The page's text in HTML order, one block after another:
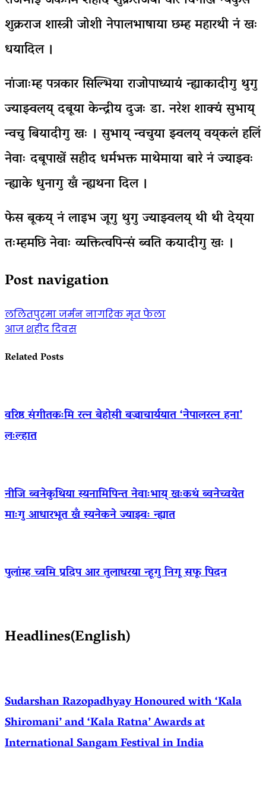
शुक्रराज शास्त्री जोशी नेपालभाषाया छम्ह महारथी नं खः
धयादिल ।
नांजाःम्ह पत्रकार सिल्भिया राजोपाध्यायंं न्ह्याकादीगु थुगु
ज्याझ्वलय् दबूया केन्द्रीय दुजः डा. नरेश शाक्यंं सुभाय्
न्वचु बियादीगु खः । सुभाय् न्वचुया झ्वलय् वय्‌कलं हलिं
नेवाः दबूपाखें सहीद धर्मभक्त माथेमाया बारे नं ज्याझ्वः
न्ह्याके धुनागु खँ न्ह्यथना दिल ।
फेस बूकय् नं लाइभ जूगु थुगु ज्याझ्वलय् थी थी देय्‌या
तःम्हमछि नेवाः व्यक्तित्वपिन्सं ब्वति कयादीगु खः ।
Post navigation
ललितपुरमा जर्मन नागरिक मृत फेला
आज शहीद दिवस
Related Posts
वरिष्ठ संगीतकःमि रत्न बेहोसी बज्राचार्ययात ‘नेपालरत्न हना’
लःल्हात
नीजि ब्वनेकुथिया स्यनामिपिन्त नेवाःभाय् खःकथं ब्वनेच्वयेत
माःगु आधारभूत खँ स्यनेकने ज्याझ्वः न्ह्यात
पुलांम्ह च्वमि प्रदिप आर तुलाधरया न्हूगु निगू सफू पिदन
Headlines(English)
Sudarshan Razopadhyay Honoured with ‘Kala
Shiromani’ and ‘Kala Ratna’ Awards at
International Sangam Festival in India